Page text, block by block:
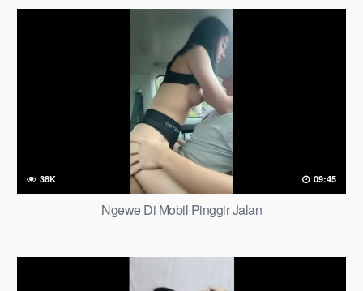
38K 09:45
Ngewe Di Mobil Pinggir Jalan